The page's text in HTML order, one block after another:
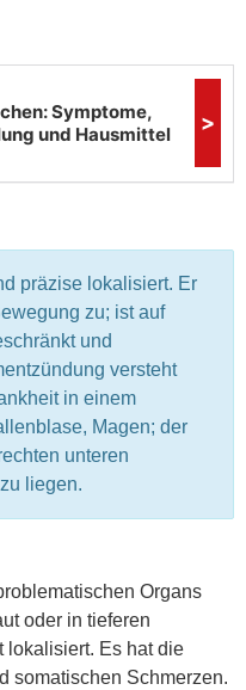
präzise lokalisiert. Er
zu; ist auf
und
versteht
in einem
Magen; der
unteren
liegen.
Organs
oder in tieferen
lokalisiert. Es hat die
somatischen Schmerzen.